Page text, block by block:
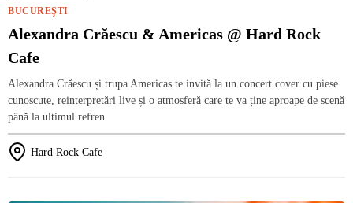
BUCUREŞTI
Alexandra Crăescu & Americas @ Hard Rock
Cafe
Alexandra Crăescu și trupa Americas te invită la un concert cover cu piese
cunoscute, reinterpretări live și o atmosferă care te va ține aproape de scenă
până la ultimul refren.
Hard Rock Cafe